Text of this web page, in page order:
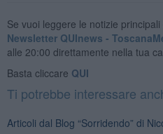
Se vuoi leggere le notizie
Newsletter QUInews -
alle 20:00 direttamente nella tua
Basta cliccare QUI
Ti potrebbe interessare
Articoli dal Blog “Sorridendo” di